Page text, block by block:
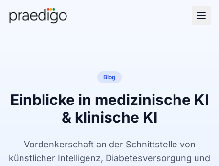
Blog
Einblicke in medizinische KI
& klinische KI
Vordenkerschaft an der Schnittstelle von
künstlicher Intelligenz, Diabetesversorgung und